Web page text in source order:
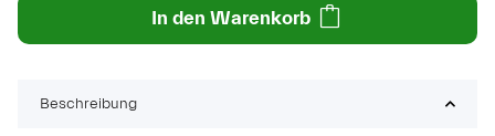
In den Warenkorb
Beschreibung